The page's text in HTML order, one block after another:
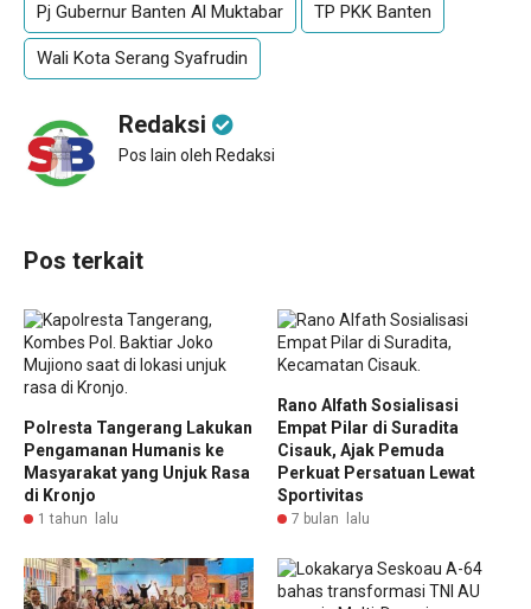
Pj Gubernur Banten Al Muktabar TP PKK Banten
Wali Kota Serang Syafrudin
Redaksi
Pos lain oleh Redaksi
Pos terkait
Polresta Tangerang Lakukan
Pengamanan Humanis ke
Masyarakat yang Unjuk Rasa
di Kronjo
1 tahun lalu
Rano Alfath Sosialisasi
Empat Pilar di Suradita
Cisauk, Ajak Pemuda
Perkuat Persatuan Lewat
Sportivitas
7 bulan lalu